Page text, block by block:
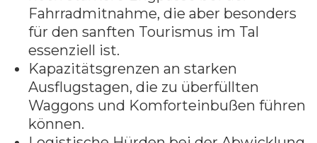
Fahrradmitnahme, die aber besonders
für den sanften Tourismus im Tal
essenziell ist.
Kapazitätsgrenzen an starken
Ausflugstagen, die zu überfüllten
Waggons und Komforteinbußen führen
können.